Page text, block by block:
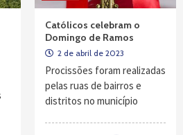
Católicos celebram o
Domingo de Ramos
2 de abril de 2023
Procissões foram realizadas
pelas ruas de bairros e
distritos no município